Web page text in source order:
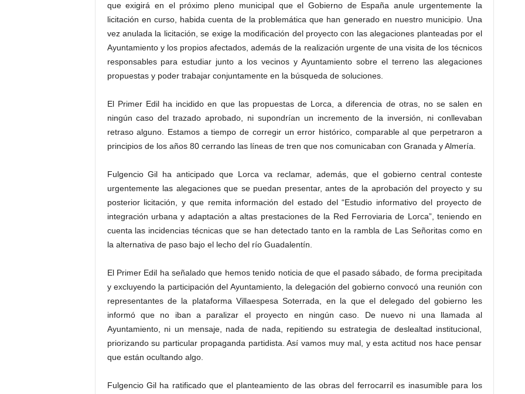
que exigirá en el próximo pleno municipal que el Gobierno de España anule urgentemente la
licitación en curso, habida cuenta de la problemática que han generado en nuestro municipio. Una
vez anulada la licitación, se exige la modificación del proyecto con las alegaciones planteadas por el
Ayuntamiento y los propios afectados, además de la realización urgente de una visita de los técnicos
responsables para estudiar junto a los vecinos y Ayuntamiento sobre el terreno las alegaciones
propuestas y poder trabajar conjuntamente en la búsqueda de soluciones.
El Primer Edil ha incidido en que las propuestas de Lorca, a diferencia de otras, no se salen en
ningún caso del trazado aprobado, ni supondrían un incremento de la inversión, ni conllevaban
retraso alguno. Estamos a tiempo de corregir un error histórico, comparable al que perpetraron a
principios de los años 80 cerrando las líneas de tren que nos comunicaban con Granada y Almería.
Fulgencio Gil ha anticipado que Lorca va reclamar, además, que el gobierno central conteste
urgentemente las alegaciones que se puedan presentar, antes de la aprobación del proyecto y su
posterior licitación, y que remita información del estado del “Estudio informativo del proyecto de
integración urbana y adaptación a altas prestaciones de la Red Ferroviaria de Lorca”, teniendo en
cuenta las incidencias técnicas que se han detectado tanto en la rambla de Las Señoritas como en
la alternativa de paso bajo el lecho del río Guadalentín.
El Primer Edil ha señalado que hemos tenido noticia de que el pasado sábado, de forma precipitada
y excluyendo la participación del Ayuntamiento, la delegación del gobierno convocó una reunión con
representantes de la plataforma Villaespesa Soterrada, en la que el delegado del gobierno les
informó que no iban a paralizar el proyecto en ningún caso. De nuevo ni una llamada al
Ayuntamiento, ni un mensaje, nada de nada, repitiendo su estrategia de deslealtad institucional,
priorizando su particular propaganda partidista. Así vamos muy mal, y esta actitud nos hace pensar
que están ocultando algo.
Fulgencio Gil ha ratificado que el planteamiento de las obras del ferrocarril es inasumible para los